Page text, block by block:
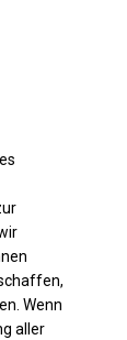
Wenn
aller